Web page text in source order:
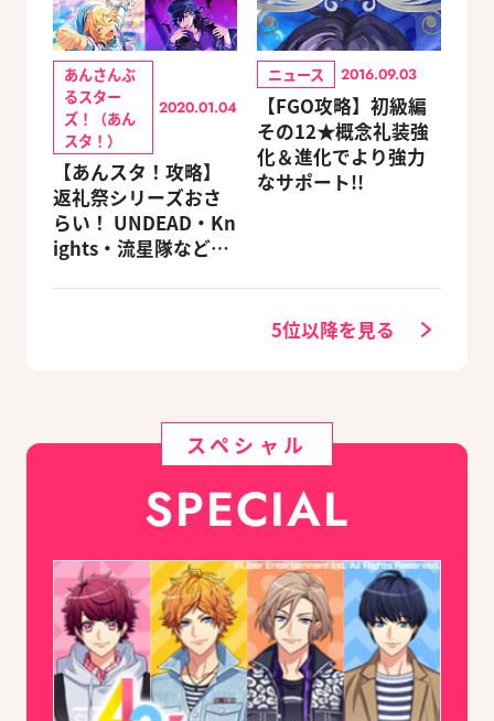
あんさんぶ
るスター
ズ！（あん
スタ！）
2020.01.04
【あんスタ！攻略】
返礼祭シリーズおさ
らい！ UNDEAD・Kn
ights・流星隊など、
ニュース 2016.09.03
【FGO攻略】初級編
その12★概念礼装強
化＆進化でより強力
なサポート!!
5位以降を見る
スペシャル
SPECIAL